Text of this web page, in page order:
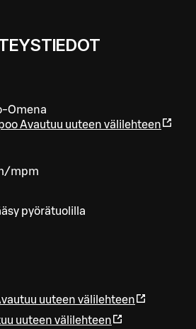
Omena
Avautuu uuteen välilehteen
mpm
pyörätuolilla
uuteen välilehteen
uuteen välilehteen